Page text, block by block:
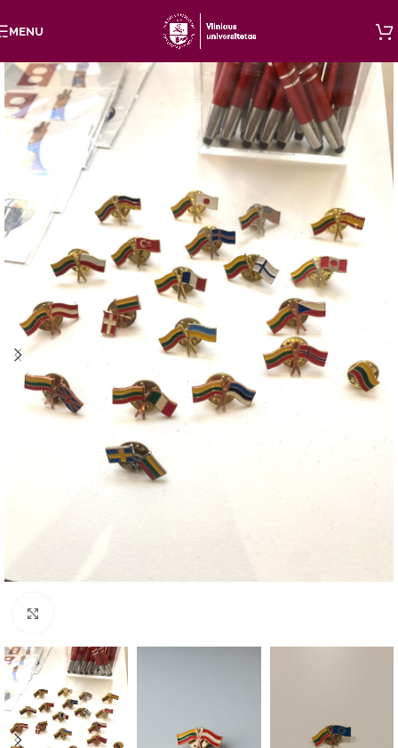
Skip to main content
MENU